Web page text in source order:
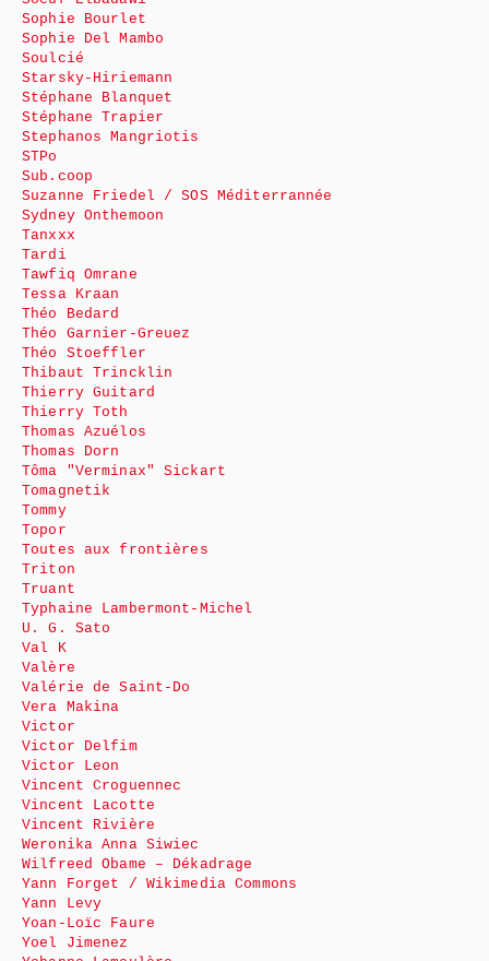
Sophie Bourlet
Sophie Del Mambo
Soulcié
Starsky-Hiriemann
Stéphane Blanquet
Stéphane Trapier
Stephanos Mangriotis
STPo
Sub.coop
Suzanne Friedel / SOS Méditerrannée
Sydney Onthemoon
Tanxxx
Tardi
Tawfiq Omrane
Tessa Kraan
Théo Bedard
Théo Garnier-Greuez
Théo Stoeffler
Thibaut Trincklin
Thierry Guitard
Thierry Toth
Thomas Azuélos
Thomas Dorn
Tôma "Verminax" Sickart
Tomagnetik
Tommy
Topor
Toutes aux frontières
Triton
Truant
Typhaine Lambermont-Michel
U. G. Sato
Val K
Valère
Valérie de Saint-Do
Vera Makina
Victor
Victor Delfim
Victor Leon
Vincent Croguennec
Vincent Lacotte
Vincent Rivière
Weronika Anna Siwiec
Wilfreed Obame – Dékadrage
Yann Forget / Wikimedia Commons
Yann Levy
Yoan-Loïc Faure
Yoel Jimenez